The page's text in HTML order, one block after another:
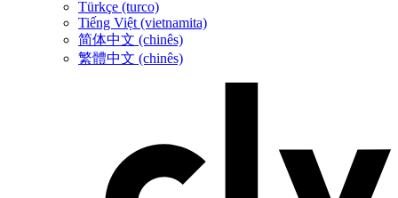
Türkçe (turco)
Tiếng Việt (vietnamita)
简体中文 (chinês)
繁體中文 (chinês)